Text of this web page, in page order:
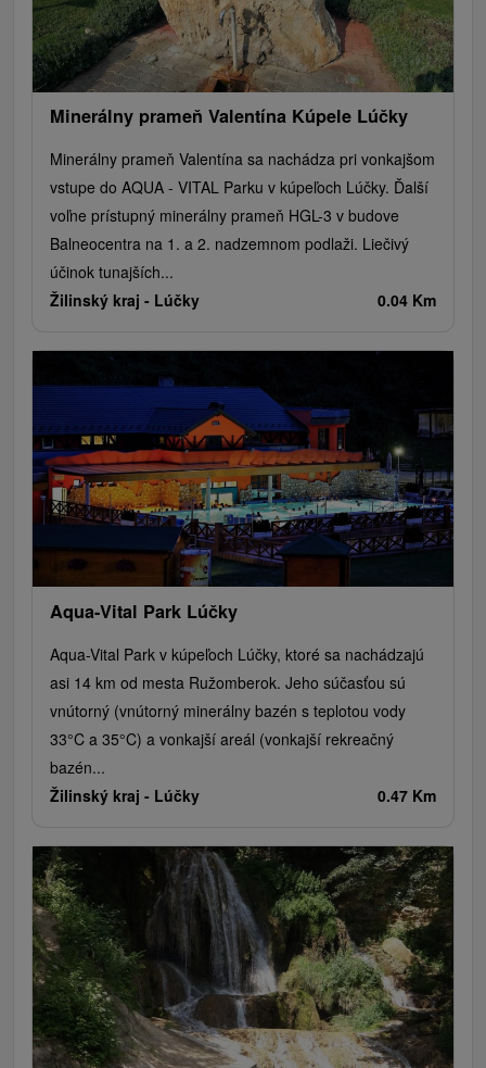
Golfové ihriská
Motokárové dráhy
Amfiteátre a kiná v prírode
Vínne cesty
Cyklotrasy
Minerálny prameň Valentína Kúpele Lúčky
Minerálny prameň Valentína sa nachádza pri vonkajšom
vstupe do AQUA - VITAL Parku v kúpeľoch Lúčky. Ďalší
voľne prístupný minerálny prameň HGL-3 v budove
Balneocentra na 1. a 2. nadzemnom podlaži. Liečivý
účinok tunajších...
Žilinský kraj - Lúčky 0.04 Km
Aqua-Vital Park Lúčky
Aqua-Vital Park v kúpeľoch Lúčky, ktoré sa nachádzajú
asi 14 km od mesta Ružomberok. Jeho súčasťou sú
vnútorný (vnútorný minerálny bazén s teplotou vody
33°C a 35°C) a vonkajší areál (vonkajší rekreačný
bazén...
Žilinský kraj - Lúčky 0.47 Km